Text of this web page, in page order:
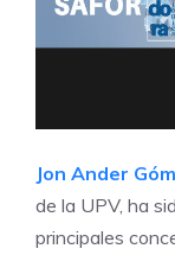
Jon Ander
de la UPV, ha
principales